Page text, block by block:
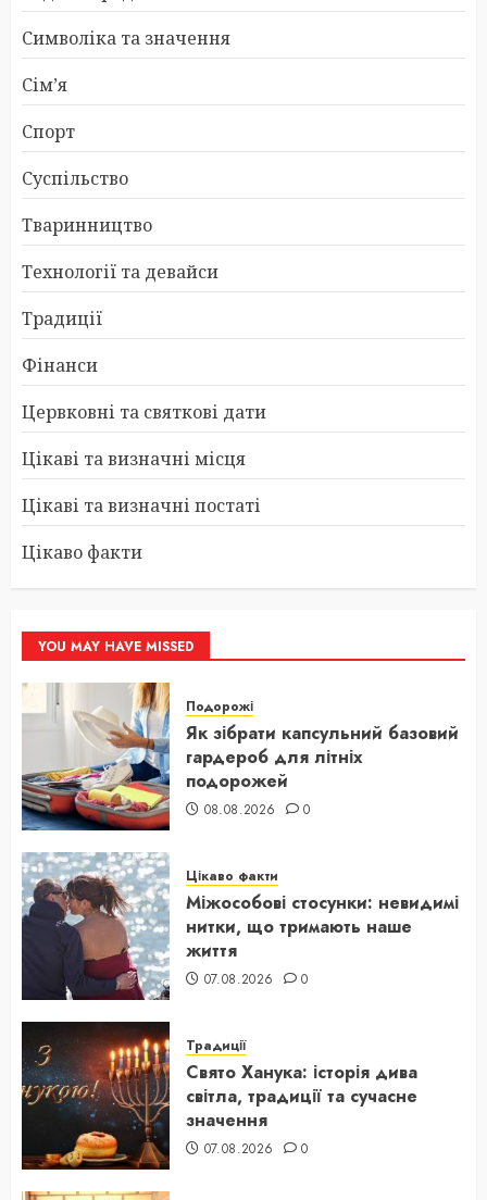
Символіка та значення
Сім’я
Спорт
Суспільство
Тваринництво
Технології та девайси
Традиції
Фінанси
Цервковні та святкові дати
Цікаві та визначні місця
Цікаві та визначні постаті
Цікаво факти
YOU MAY HAVE MISSED
Подорожі
Як зібрати капсульний базовий
гардероб для літніх
подорожей
08.08.2026 0
Цікаво факти
Міжособові стосунки: невидимі
нитки, що тримають наше
життя
07.08.2026 0
Традиції
Свято Ханука: історія дива
світла, традиції та сучасне
значення
07.08.2026 0